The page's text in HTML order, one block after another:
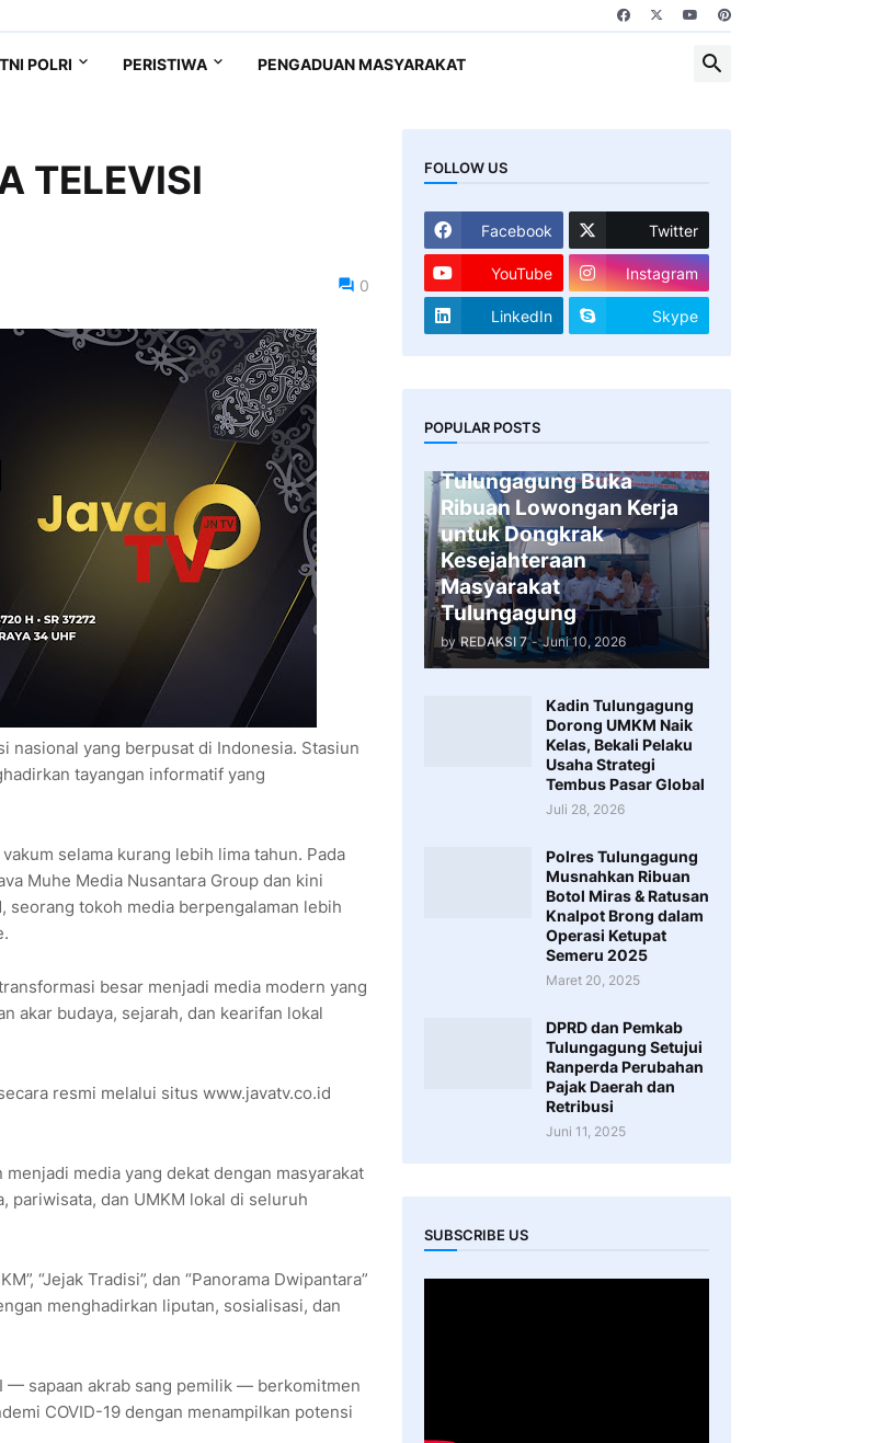
TNI POLRI PERISTIWA PENGADUAN MASYARAKAT
TELEVISI
0
nasional yang berpusat di Indonesia. Stasiun
tayangan informatif yang
selama kurang lebih lima tahun. Pada
Muhe Media Nusantara Group dan kini
seorang tokoh media berpengalaman lebih
besar menjadi media modern yang
akar budaya, sejarah, dan kearifan lokal
resmi melalui situs www.javatv.co.id
media yang dekat dengan masyarakat
pariwisata, dan UMKM lokal di seluruh
“Jejak Tradisi”, dan “Panorama Dwipantara”
menghadirkan liputan, sosialisasi, dan
— sapaan akrab sang pemilik — berkomitmen
COVID-19 dengan menampilkan potensi
FOLLOW US
Facebook Twitter
YouTube Instagram
LinkedIn Skype
POPULAR POSTS
Gandeng 47
Tulungagung Buka
Ribuan Lowongan Kerja
untuk Dongkrak
Kesejahteraan
Masyarakat
Tulungagung
by REDAKSI 7 - Juni 10, 2026
Kadin Tulungagung
Dorong UMKM Naik
Kelas, Bekali Pelaku
Usaha Strategi
Tembus Pasar Global
Juli 28, 2026
Polres Tulungagung
Musnahkan Ribuan
Botol Miras & Ratusan
Knalpot Brong dalam
Operasi Ketupat
Semeru 2025
Maret 20, 2025
DPRD dan Pemkab
Tulungagung Setujui
Ranperda Perubahan
Pajak Daerah dan
Retribusi
Juni 11, 2025
SUBSCRIBE US